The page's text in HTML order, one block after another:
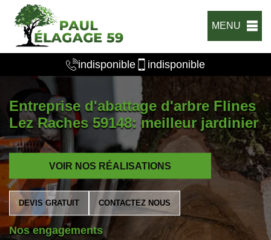
MENU
indisponible indisponible
Entreprise d'abattage d'arbre Flines
Lez Raches 59148: meilleur jardinier
VOIR NOS RÉALISATIONS
DEVIS GRATUIT CONTACTEZ NOUS
Nos engagements